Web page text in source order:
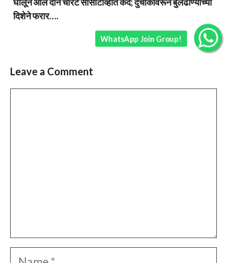
दिशेने फरार….
Leave a Comment
Name
WhatsApp Join Group!